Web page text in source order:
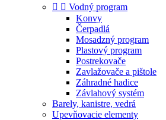
  Vodný program
Konvy
Čerpadlá
Mosadzný program
Plastový program
Postrekovače
Zavlažovače a pištole
Záhradné hadice
Závlahový systém
Barely, kanistre, vedrá
Upevňovacie elementy